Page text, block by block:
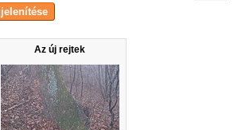
Az új rejtek